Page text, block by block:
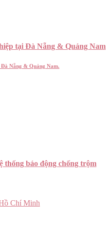
tại Đà Nẵng & Quảng Nam
Nẵng & Quảng Nam.
thống báo động chống trộm
Chí Minh